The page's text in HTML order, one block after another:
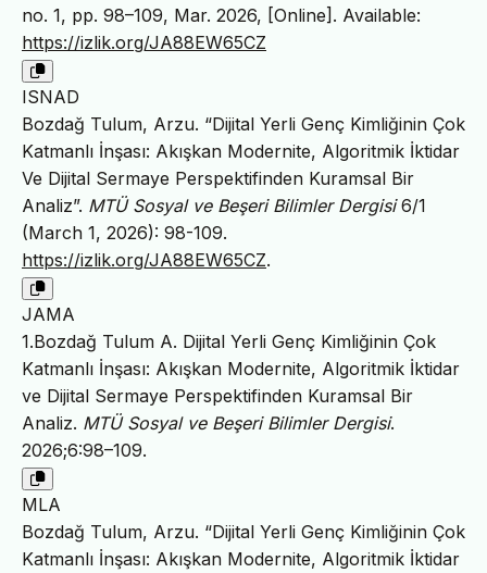
no. 1, pp. 98–109, Mar. 2026, [Online]. Available:
https://izlik.org/JA88EW65CZ
ISNAD
Bozdağ Tulum, Arzu. “Dijital Yerli Genç Kimliğinin Çok
Katmanlı İnşası: Akışkan Modernite, Algoritmik İktidar
Ve Dijital Sermaye Perspektifinden Kuramsal Bir
Analiz”. MTÜ Sosyal ve Beşeri Bilimler Dergisi6/1
(March 1, 2026): 98-109.
https://izlik.org/JA88EW65CZ.
JAMA
1.Bozdağ Tulum A. Dijital Yerli Genç Kimliğinin Çok
Katmanlı İnşası: Akışkan Modernite, Algoritmik İktidar
ve Dijital Sermaye Perspektifinden Kuramsal Bir
Analiz. MTÜ Sosyal ve Beşeri Bilimler Dergisi.
2026;6:98–109.
MLA
Bozdağ Tulum, Arzu. “Dijital Yerli Genç Kimliğinin Çok
Katmanlı İnşası: Akışkan Modernite, Algoritmik İktidar